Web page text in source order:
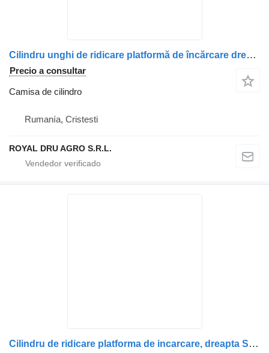
Cilindru unghi de ridicare platformă de încărcare dreapta Scania camisa de cilindro para camión
Precio a consultar
Camisa de cilindro
Rumanía, Cristesti
ROYAL DRU AGRO S.R.L.
Cilindru de ridicare platforma de incarcare, dreapta Scania 73184TL camisa de cilindro para camión